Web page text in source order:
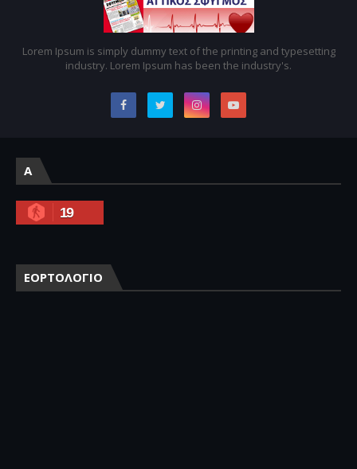
Lorem Ipsum is simply dummy text of the printing and typesetting
industry. Lorem Ipsum has been the industry's.
A
19
ΕΟΡΤΟΛΟΓΙΟ